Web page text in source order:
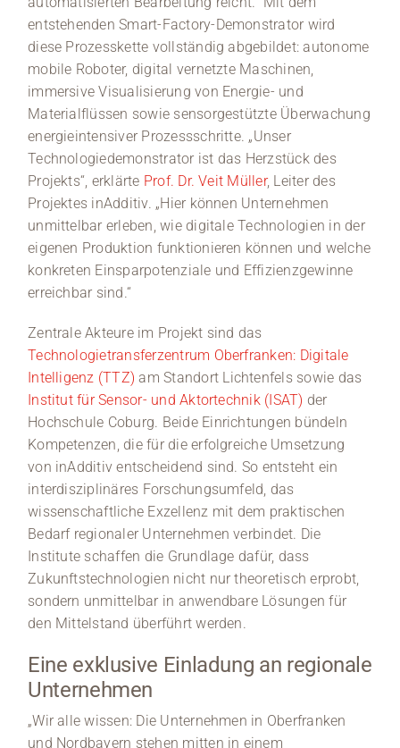
entstehenden Smart-Factory-Demonstrator wird
diese Prozesskette vollständig abgebildet: autonome
mobile Roboter, digital vernetzte Maschinen,
immersive Visualisierung von Energie- und
Materialflüssen sowie sensorgestützte Überwachung
energieintensiver Prozessschritte. „Unser
Technologiedemonstrator ist das Herzstück des
Projekts“, erklärte Prof. Dr. Veit Müller, Leiter des
Projektes inAdditiv. „Hier können Unternehmen
unmittelbar erleben, wie digitale Technologien in der
eigenen Produktion funktionieren können und welche
konkreten Einsparpotenziale und Effizienzgewinne
erreichbar sind.“
Zentrale Akteure im Projekt sind das
Technologietransferzentrum Oberfranken: Digitale
Intelligenz (TTZ) am Standort Lichtenfels sowie das
Institut für Sensor- und Aktortechnik (ISAT) der
Hochschule Coburg. Beide Einrichtungen bündeln
Kompetenzen, die für die erfolgreiche Umsetzung
von inAdditiv entscheidend sind. So entsteht ein
interdisziplinäres Forschungsumfeld, das
wissenschaftliche Exzellenz mit dem praktischen
Bedarf regionaler Unternehmen verbindet. Die
Institute schaffen die Grundlage dafür, dass
Zukunftstechnologien nicht nur theoretisch erprobt,
sondern unmittelbar in anwendbare Lösungen für
den Mittelstand überführt werden.
Eine exklusive Einladung an regionale
Unternehmen
„Wir alle wissen: Die Unternehmen in Oberfranken
und Nordbayern stehen mitten in einem